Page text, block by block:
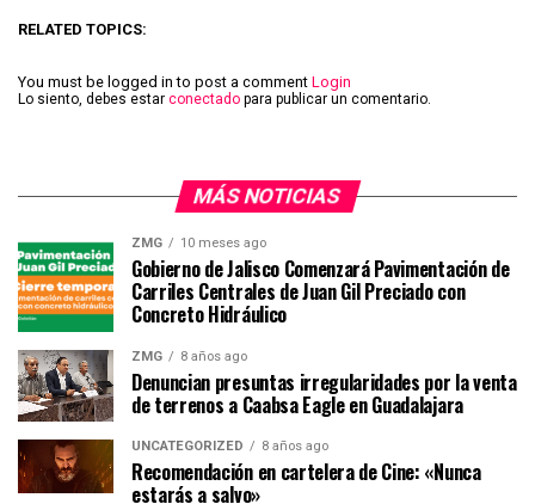
RELATED TOPICS:
You must be logged in to post a comment Login
Lo siento, debes estar conectado para publicar un comentario.
MÁS NOTICIAS
ZMG 10 meses ago
Gobierno de Jalisco Comenzará Pavimentación de
Carriles Centrales de Juan Gil Preciado con
Concreto Hidráulico
ZMG 8 años ago
Denuncian presuntas irregularidades por la venta
de terrenos a Caabsa Eagle en Guadalajara
UNCATEGORIZED 8 años ago
Recomendación en cartelera de Cine: «Nunca
estarás a salvo»